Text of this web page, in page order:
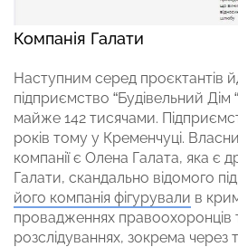
Компанія Галати
Наступним серед проєктантів
підприємство “Будівельний Дім
майже 142 тисячами.
років тому у Кременчуці.
компанії є Олена Галата, яка є
Галати, скандально відомого
його компанія фігурували в
провадженнях правоохоронців
розслідуваннях, зокрема